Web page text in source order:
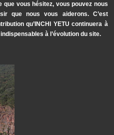
que vous hésitez, vous pouvez nous
que nous vous aiderons. C’est
qu’INCHI YETU continuera à
à l’évolution du site.